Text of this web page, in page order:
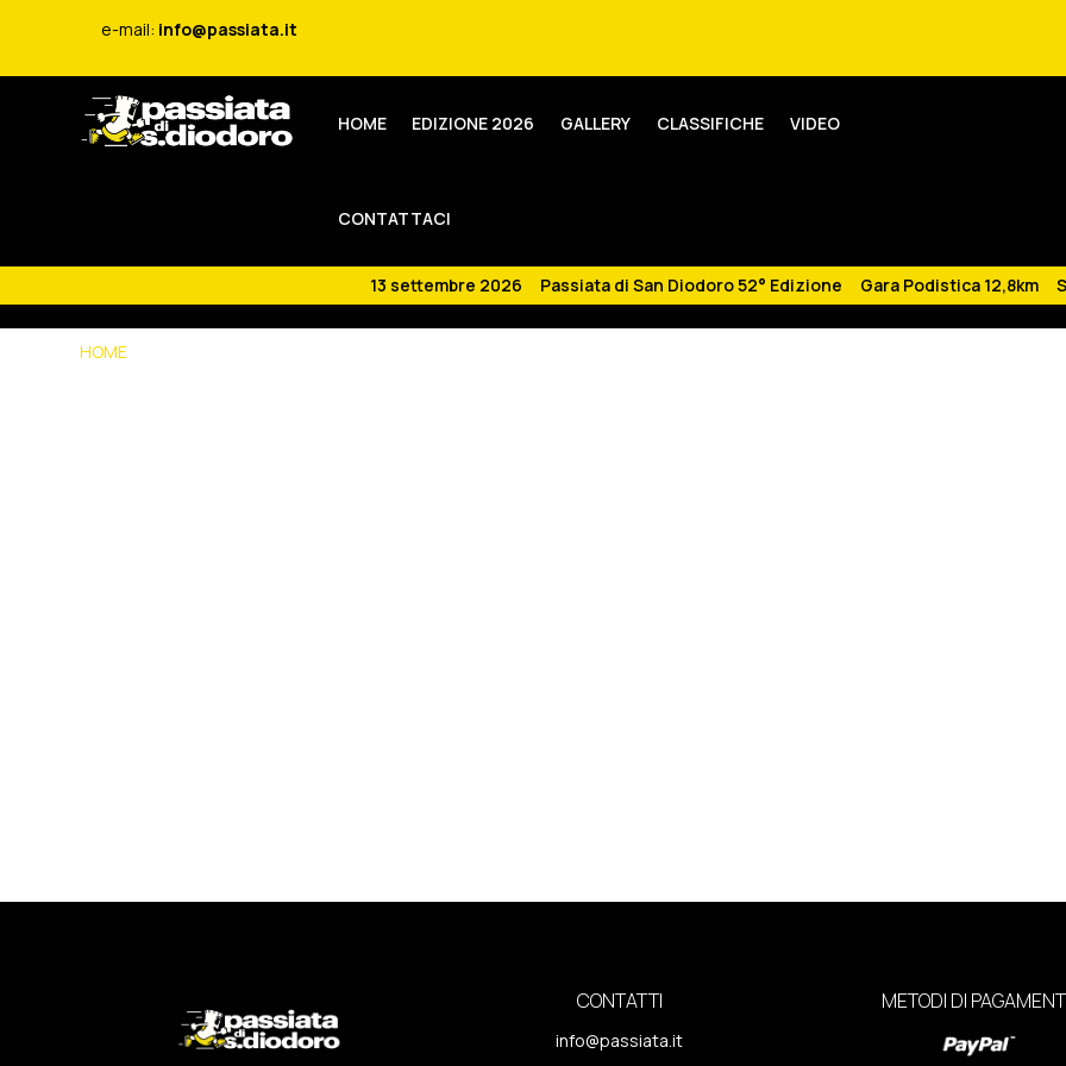
e-mail: info@passiata.it
HOME EDIZIONE 2026 GALLERY CLASSIFICHE VIDEO
CONTATTACI
13 settembre 2026 Passiata di San Diodoro 52° Edizione Gara Podistica 12,8km
HOME
CONTATTI
info@passiata.it
METODI DI